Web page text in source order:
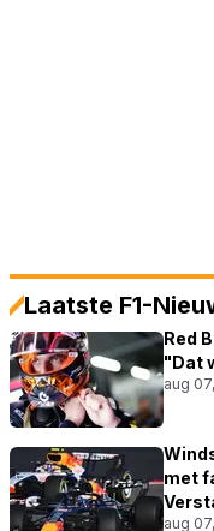
Laatste F1-
Red
"Dat
aug
met
aug